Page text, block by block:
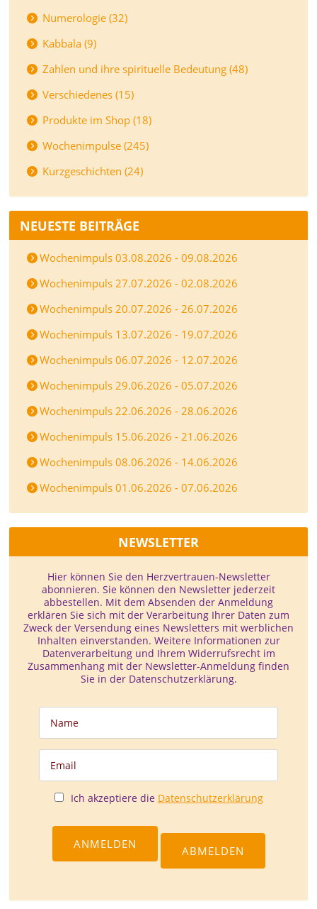
Numerologie (32)
Kabbala (9)
Zahlen und ihre spirituelle Bedeutung (48)
Verschiedenes (15)
Produkte im Shop (18)
Wochenimpulse (245)
Kurzgeschichten (24)
NEUESTE BEITRÄGE
Wochenimpuls 03.08.2026 - 09.08.2026
Wochenimpuls 27.07.2026 - 02.08.2026
Wochenimpuls 20.07.2026 - 26.07.2026
Wochenimpuls 13.07.2026 - 19.07.2026
Wochenimpuls 06.07.2026 - 12.07.2026
Wochenimpuls 29.06.2026 - 05.07.2026
Wochenimpuls 22.06.2026 - 28.06.2026
Wochenimpuls 15.06.2026 - 21.06.2026
Wochenimpuls 08.06.2026 - 14.06.2026
Wochenimpuls 01.06.2026 - 07.06.2026
NEWSLETTER
Hier können Sie den Herzvertrauen-­Newsletter
abonnieren. Sie können den Newsletter jederzeit
abbestellen. Mit dem Absenden der Anmeldung
erklären Sie sich mit der Verarbeitung Ihrer Daten zum
Zweck der Versendung eines Newsletters mit werblichen
Inhalten einverstanden. Weitere Informationen zur
Datenverarbeitung und Ihrem Widerrufsrecht im
Zusammenhang mit der Newsletter-Anmeldung finden
Sie in der Datenschutzerklärung.
Ich akzeptiere die Datenschutzerklärung